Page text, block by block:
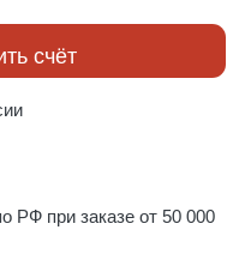
счёт
РФ при заказе от 50 000